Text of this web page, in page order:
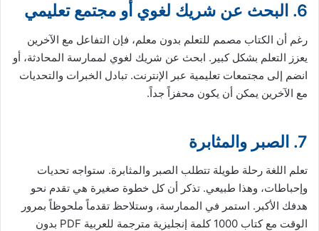
6. البحث عن شريك لغوي أو مجتمع تعليمي
رغم أن الكتاب مصمم للتعلم بدون معلم، فإن التفاعل مع الآخرين
يعزز التعلم بشكل كبير. ابحث عن شريك لغوي لممارسة المحادثة، أو
انضم إلى مجتمعات تعليمية عبر الإنترنت. تبادل الخبرات والتحديات
مع الآخرين يمكن أن يكون محفزاً جداً.
7. الصبر والمثابرة
تعلم اللغة رحلة طويلة تتطلب الصبر والمثابرة. ستواجه تحديات
وإحباطات، وهذا طبيعي. تذكر أن كل خطوة صغيرة هي تقدم نحو
هدفك الأكبر. استمر في الممارسة، وستلاحظ تقدماً ملحوظاً بمرور
الوقت مع كتاب 1000 كلمة إنجليزية مترجمة للعربية PDF بدون